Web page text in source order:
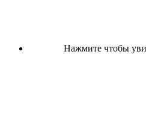
Нажмите чтобы